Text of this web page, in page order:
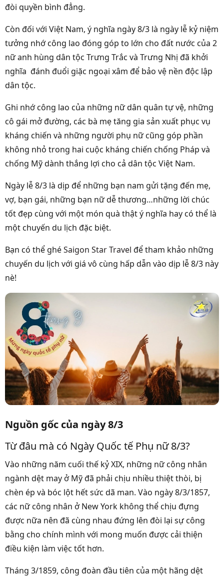
đòi quyền bình đẳng.
Còn đối với Việt Nam, ý nghĩa ngày 8/3 là ngày lễ kỷ niệm
tưởng nhớ công lao đóng góp to lớn cho đất nước của 2
nữ anh hùng dân tộc Trưng Trắc và Trưng Nhị đã khởi
nghĩa đánh đuổi giặc ngoại xâm để bảo vệ nền độc lập
dân tộc.
Ghi nhớ công lao của những nữ dân quân tự vệ, những
cô gái mở đường, các bà mẹ tăng gia sản xuất phục vụ
kháng chiến và những người phụ nữ cũng góp phần
không nhỏ trong hai cuộc kháng chiến chống Pháp và
chống Mỹ dành thắng lợi cho cả dân tộc Việt Nam.
Ngày lễ 8/3 là dịp để những bạn nam gửi tặng đến mẹ,
vợ, bạn gái, những bạn nữ dễ thương…những lời chúc
tốt đẹp cùng với một món quà thật ý nghĩa hay có thể là
một chuyến du lịch đặc biệt.
Bạn có thể ghéSaigon Star Travel để tham khảo những
chuyến du lịch với giá vô cùng hấp dẫn vào dịp lễ 8/3 này
nè!
Nguồn gốc của ngày 8/3
Từ đâu mà có Ngày Quốc tế Phụ nữ 8/3?
Vào những năm cuối thế kỷ XIX, những nữ công nhân
ngành dệt may ở Mỹ đã phải chịu nhiều thiệt thòi, bị
chèn ép và bóc lột hết sức dã man. Vào ngày 8/3/1857,
các nữ công nhân ở New York không thể chịu đựng
được nữa nên đã cùng nhau đứng lên đòi lại sự công
bằng cho chính mình với mong muốn được cải thiện
điều kiện làm việc tốt hơn.
Tháng 3/1859, công đoàn đầu tiên của một hãng dệt